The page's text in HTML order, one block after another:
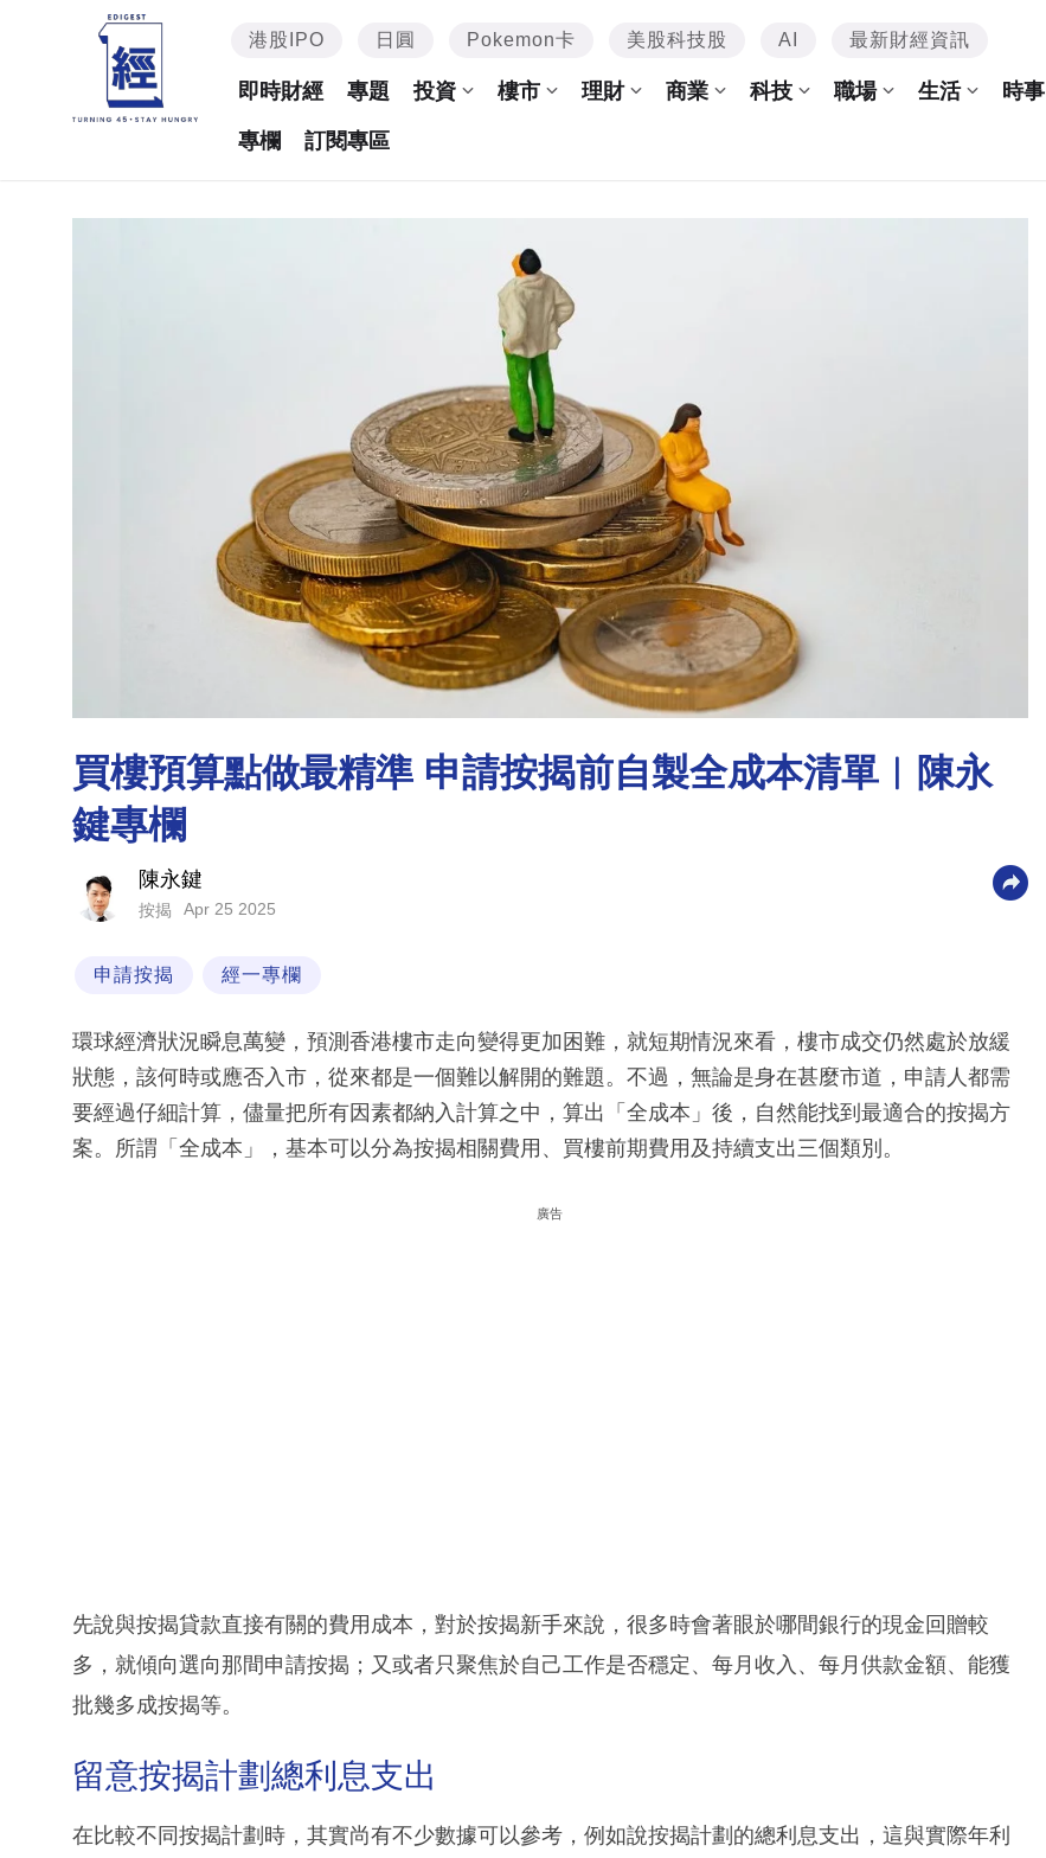
港股IPO 日圓 Pokemon卡 美股科技股 AI 最新財經資訊
即時財經 專題 投資 樓市 理財 商業 科技 職場 生活 時事
專欄 訂閱專區
買樓預算點做最精準 申請按揭前自製全成本清單︳陳永
鍵專欄
陳永鍵
按揭 Apr 25 2025
申請按揭 經一專欄
環球經濟狀況瞬息萬變，預測香港樓市走向變得更加困難，就短期情況來看，樓市成交仍然處於放緩
狀態，該何時或應否入市，從來都是一個難以解開的難題。不過，無論是身在甚麼市道，申請人都需
要經過仔細計算，儘量把所有因素都納入計算之中，算出「全成本」後，自然能找到最適合的按揭方
案。所謂「全成本」，基本可以分為按揭相關費用、買樓前期費用及持續支出三個類別。
廣告
先說與按揭貸款直接有關的費用成本，對於按揭新手來說，很多時會著眼於哪間銀行的現金回贈較
多，就傾向選向那間申請按揭；又或者只聚焦於自己工作是否穩定、每月收入、每月供款金額、能獲
批幾多成按揭等。
留意按揭計劃總利息支出
在比較不同按揭計劃時，其實尚有不少數據可以參考，例如說按揭計劃的總利息支出，這與實際年利